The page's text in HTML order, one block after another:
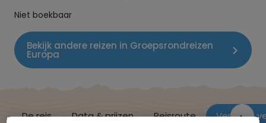
Niet boekbaar
Bekijk andere reizen in Groepsrondreizen
Europa
De reis Data & prijzen Reisroute Verblijf &